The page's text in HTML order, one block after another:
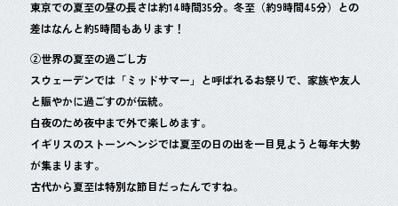
o
k
東京での夏至の昼の長さは約14時間35分。冬至（約9時間45分）との
差はなんと約5時間もあります！
②世界の夏至の過ごし方
スウェーデンでは「ミッドサマー」と呼ばれるお祭りで、家族や友人
と賑やかに過ごすのが伝統。
白夜のため夜中まで外で楽しめます。
イギリスのストーンヘンジでは夏至の日の出を一目見ようと毎年大勢
が集まります。
古代から夏至は特別な節目だったんですね。